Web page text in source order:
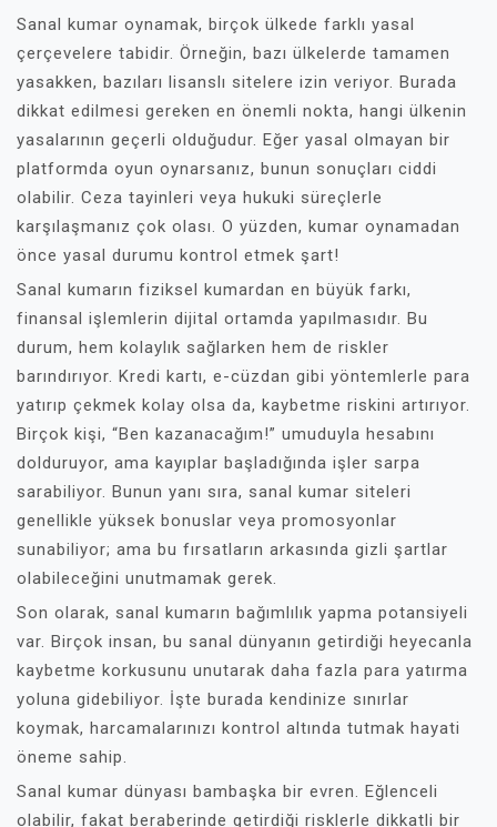
Sanal kumar oynamak, birçok ülkede farklı yasal
çerçevelere tabidir. Örneğin, bazı ülkelerde tamamen
yasakken, bazıları lisanslı sitelere izin veriyor. Burada
dikkat edilmesi gereken en önemli nokta, hangi ülkenin
yasalarının geçerli olduğudur. Eğer yasal olmayan bir
platformda oyun oynarsanız, bunun sonuçları ciddi
olabilir. Ceza tayinleri veya hukuki süreçlerle
karşılaşmanız çok olası. O yüzden, kumar oynamadan
önce yasal durumu kontrol etmek şart!
Sanal kumarın fiziksel kumardan en büyük farkı,
finansal işlemlerin dijital ortamda yapılmasıdır. Bu
durum, hem kolaylık sağlarken hem de riskler
barındırıyor. Kredi kartı, e-cüzdan gibi yöntemlerle para
yatırıp çekmek kolay olsa da, kaybetme riskini artırıyor.
Birçok kişi, “Ben kazanacağım!” umuduyla hesabını
dolduruyor, ama kayıplar başladığında işler sarpa
sarabiliyor. Bunun yanı sıra, sanal kumar siteleri
genellikle yüksek bonuslar veya promosyonlar
sunabiliyor; ama bu fırsatların arkasında gizli şartlar
olabileceğini unutmamak gerek.
Son olarak, sanal kumarın bağımlılık yapma potansiyeli
var. Birçok insan, bu sanal dünyanın getirdiği heyecanla
kaybetme korkusunu unutarak daha fazla para yatırma
yoluna gidebiliyor. İşte burada kendinize sınırlar
koymak, harcamalarınızı kontrol altında tutmak hayati
öneme sahip.
Sanal kumar dünyası bambaşka bir evren. Eğlenceli
olabilir, fakat beraberinde getirdiği risklerle dikkatli bir